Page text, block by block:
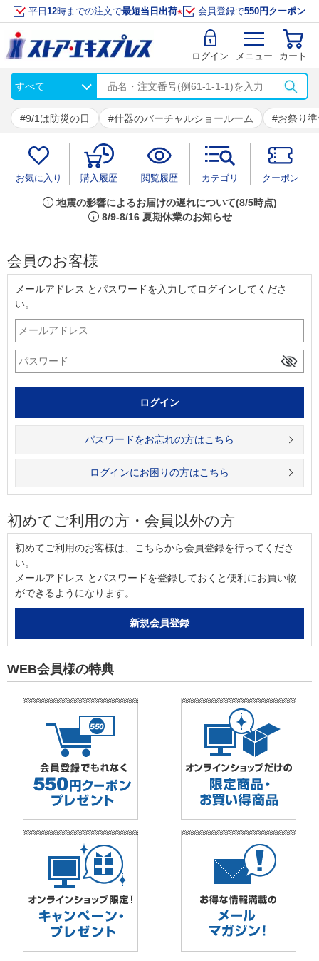
平日 12時までの注文で最短当日出荷※ 会員登録で550円クーポン
ログイン メニュー カート
9/1は防災の日 什器のバーチャルショールーム お祭り
お気に入り 購入履歴 閲覧履歴 カテゴリ クーポン
info 地震の影響によるお届けの遅れについて(8/5時点)
info 8/9-8/16 夏期休業のお知らせ
会員のお客様
メールアドレス とパスワードを入力してログインしてくださ
い。
パスワードをお忘れの方はこちら
ログインにお困りの方はこちら
初めてご利用の方・会員以外の方
初めてご利用のお客様は、こちらから会員登録を行ってくださ
い。
メールアドレス とパスワードを登録しておくと便利にお買い物
ができるようになります。
WEB会員様の特典